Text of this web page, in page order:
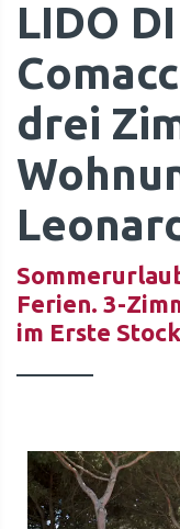
LIDO
drei
Ferien. 3-
im Erste